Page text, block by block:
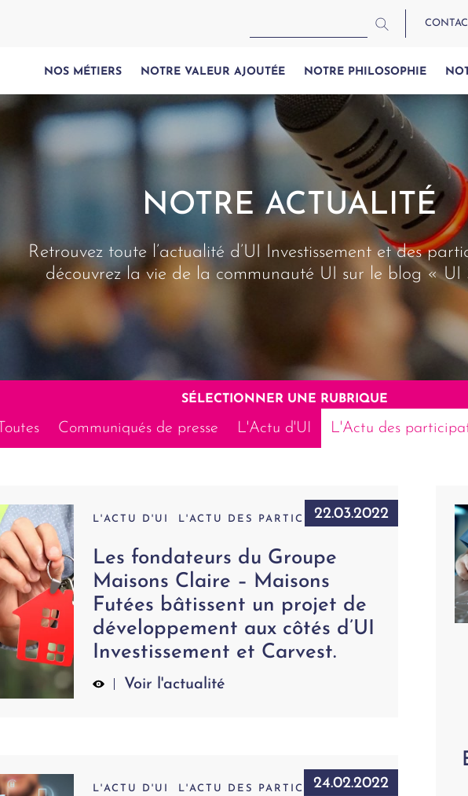
NOS MÉTIERS NOTRE VALEUR AJOUTÉE NOTRE PHILOSOPHIE
NOTRE ACTUALITÉ
Retrouvez toute l’actualité d’UI Investissement et des
découvrez la vie de la communauté UI sur le blog « UI
SÉLECTIONNER UNE RUBRIQUE
Toutes Communiqués de presse L'Actu d'UI L'Actu des
22.03.2022
L'ACTU D'UI L'ACTU DES PARTICIPATIONS
Les fondateurs du Groupe
Maisons Claire – Maisons
Futées bâtissent un projet de
développement aux côtés d’UI
Investissement et Carvest.
Voir l'actualité
24.02.2022
L'ACTU D'UI L'ACTU DES PARTICIPATIONS